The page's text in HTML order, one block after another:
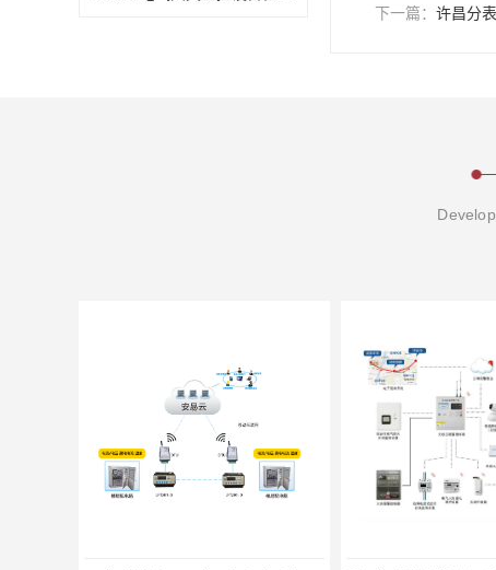
下一篇： 许昌分